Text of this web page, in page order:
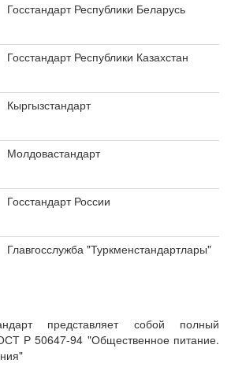
Госстандарт Республики Беларусь
Госстандарт Республики Казахстан
Кыргызстандарт
Молдовастандарт
Госстандарт России
Главгосслужба "Туркменстандартлары"
представляет собой полный
Р 50647-94 "Общественное питание.